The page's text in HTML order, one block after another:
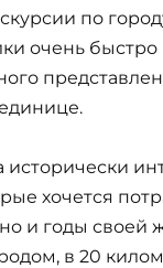
по
очень быстро
исторически
хочется
и годы своей
в 20